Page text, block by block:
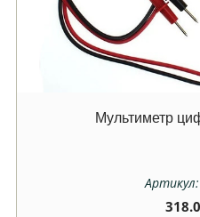
Мультиметр
Артикул: